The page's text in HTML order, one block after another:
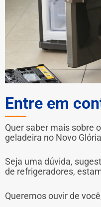
Entre em
Quer saber mais sobre
geladeira no Novo
Seja uma dúvida,
de refrigeradores,
Queremos ouvir de